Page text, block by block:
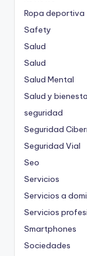
Ropa deportiva
Safety
Salud
Salud
Salud Mental
Salud y
seguridad
Seguridad
Seguridad Vial
Seo
Servicios
Servicios a
Servicios
Smartphones
Sociedades